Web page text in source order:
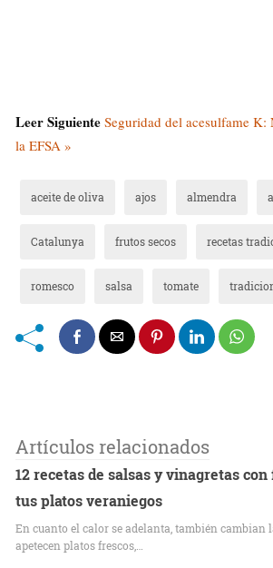
Leer Siguiente Seguridad del acesulfame
la EFSA »
aceite de oliva ajos almendra
Catalunya frutos secos recetas
romesco salsa tomate
Artículos relacionados
12 recetas de salsas y vinagretas
tus platos veraniegos
En cuanto el calor se adelanta, también cambian
apetecen platos frescos,…